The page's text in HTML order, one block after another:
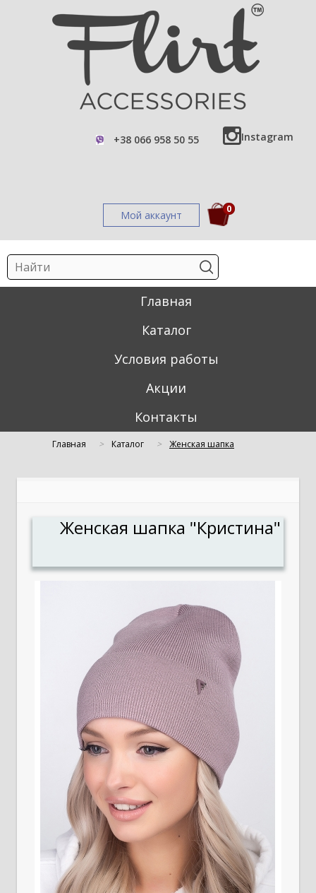
Мой аккаунт
+38 066 958 50 55 Instagram
0
Главная
Каталог
Условия работы
Акции
Контакты
Главная Каталог Женская шапка
Женская шапка "Кристина"